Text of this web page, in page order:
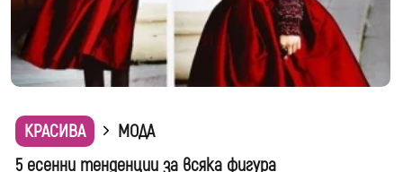
КРАСИВА
МОДА
5 есенни тенденции за всяка фигура